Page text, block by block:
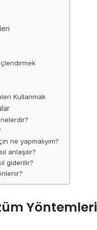
Kullanmak
ne yapmalıyım?
anlaşılır?
giderilir?
Yöntemleri